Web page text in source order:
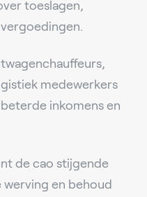
toeslagen,
medewerkers
inkomens en
de cao stijgende
en behoud